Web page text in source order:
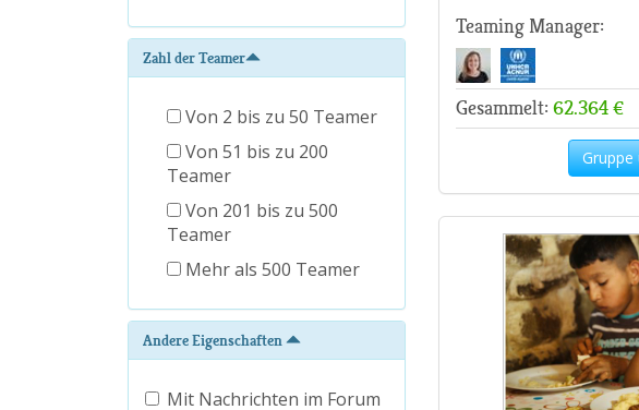
Zahl der Teamer
Von 2 bis zu 50 Teamer
Von 51 bis zu 200
Teamer
Von 201 bis zu 500
Teamer
Mehr als 500 Teamer
Andere Eigenschaften
Mit Nachrichten im Forum
Teaming Manager:
Gesammelt: 62.364 €